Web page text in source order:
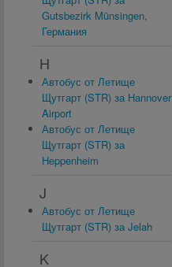
Gutsbezirk Münsingen,
Германия
H
Автобус от Летище
Щутгарт (STR) за Hannover
Airport
Автобус от Летище
Щутгарт (STR) за
Heppenheim
J
Автобус от Летище
Щутгарт (STR) за Jelah
K